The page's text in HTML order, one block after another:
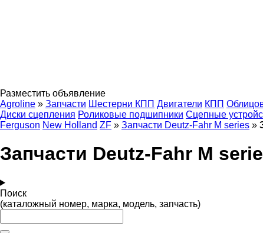
Разместить объявление
Agroline » Запчасти Шестерни КПП Двигатели КПП
Диски сцепления Роликовые подшипники Сцепные
Ferguson New Holland ZF » Запчасти Deutz-Fahr M series »
Запчасти Deutz-Fahr M
Поиск
(каталожный номер, марка, модель, запчасть)